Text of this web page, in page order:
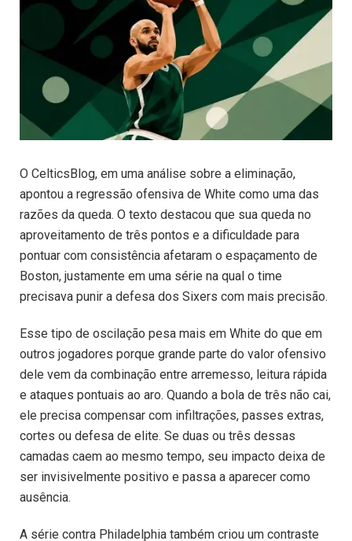
O CelticsBlog, em uma análise sobre a eliminação,
apontou a regressão ofensiva de White como uma das
razões da queda. O texto destacou que sua queda no
aproveitamento de três pontos e a dificuldade para
pontuar com consistência afetaram o espaçamento de
Boston, justamente em uma série na qual o time
precisava punir a defesa dos Sixers com mais precisão.
Esse tipo de oscilação pesa mais em White do que em
outros jogadores porque grande parte do valor ofensivo
dele vem da combinação entre arremesso, leitura rápida
e ataques pontuais ao aro. Quando a bola de três não cai,
ele precisa compensar com infiltrações, passes extras,
cortes ou defesa de elite. Se duas ou três dessas
camadas caem ao mesmo tempo, seu impacto deixa de
ser invisivelmente positivo e passa a aparecer como
ausência.
A série contra Philadelphia também criou um contraste